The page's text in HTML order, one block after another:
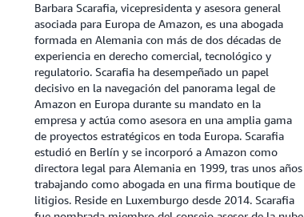
Barbara Scarafia, vicepresidenta y asesora general
asociada para Europa de Amazon, es una abogada
formada en Alemania con más de dos décadas de
experiencia en derecho comercial, tecnológico y
regulatorio. Scarafia ha desempeñado un papel
decisivo en la navegación del panorama legal de
Amazon en Europa durante su mandato en la
empresa y actúa como asesora en una amplia gama
de proyectos estratégicos en toda Europa. Scarafia
estudió en Berlín y se incorporó a Amazon como
directora legal para Alemania en 1999, tras unos años
trabajando como abogada en una firma boutique de
litigios. Reside en Luxemburgo desde 2014. Scarafia